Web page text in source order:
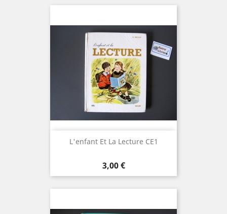
L'enfant Et La Lecture CE1
Prix
3,00 €